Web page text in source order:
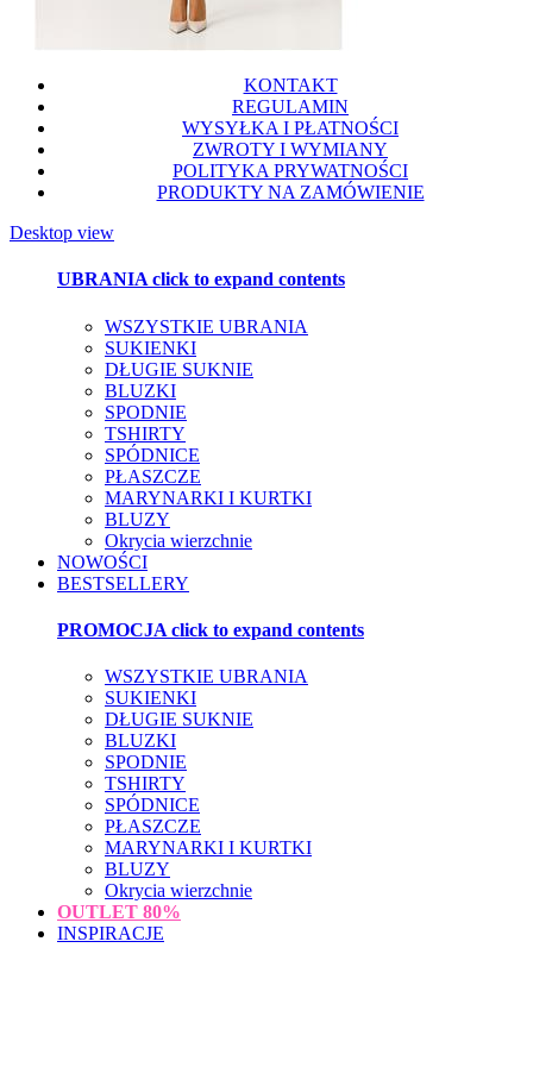
KONTAKT
REGULAMIN
WYSYŁKA I PŁATNOŚCI
ZWROTY I WYMIANY
POLITYKA PRYWATNOŚCI
PRODUKTY NA ZAMÓWIENIE
Desktop view
UBRANIAclick to expand contents
WSZYSTKIE UBRANIA
SUKIENKI
DŁUGIE SUKNIE
BLUZKI
SPODNIE
TSHIRTY
SPÓDNICE
PŁASZCZE
MARYNARKI I KURTKI
BLUZY
Okrycia wierzchnie
NOWOŚCI
BESTSELLERY
PROMOCJA click to expand contents
WSZYSTKIE UBRANIA
SUKIENKI
DŁUGIE SUKNIE
BLUZKI
SPODNIE
TSHIRTY
SPÓDNICE
PŁASZCZE
MARYNARKI I KURTKI
BLUZY
Okrycia wierzchnie
OUTLET 80%
INSPIRACJE